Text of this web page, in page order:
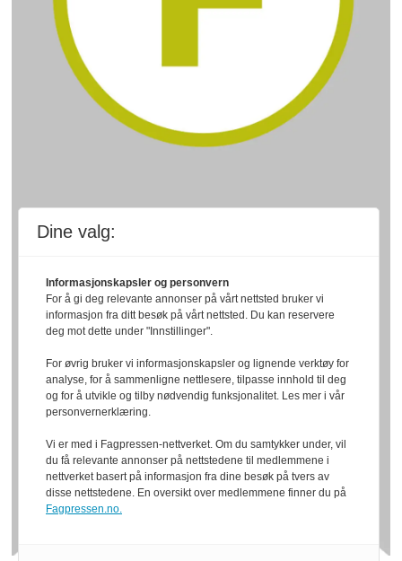
Dine valg:
Informasjonskapsler og personvern
For å gi deg relevante annonser på vårt nettsted bruker vi
informasjon fra ditt besøk på vårt nettsted. Du kan reservere
deg mot dette under "Innstillinger".
For øvrig bruker vi informasjonskapsler og lignende verktøy for
analyse, for å sammenligne nettlesere, tilpasse innhold til deg
og for å utvikle og tilby nødvendig funksjonalitet. Les mer i vår
personvernerklæring.
Vi er med i Fagpressen-nettverket. Om du samtykker under, vil
du få relevante annonser på nettstedene til medlemmene i
nettverket basert på informasjon fra dine besøk på tvers av
disse nettstedene. En oversikt over medlemmene finner du på
Fagpressen.no.